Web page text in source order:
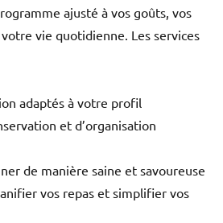
ajusté à vos goûts, vos
vie quotidienne. Les services
adaptés à votre profil
et d’organisation
de manière saine et savoureuse
vos repas et simplifier vos